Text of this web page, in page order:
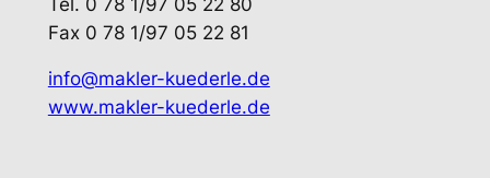
Fax 0 78 1/97 05 22 81
info@makler-kuederle.de
www.makler-kuederle.de